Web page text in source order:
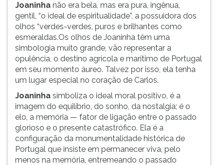
Joaninha não era bela, mas era pura, ingênua,
gentil, “o ideal de espiritualidade”, a possuidora dos
olhos “verdes-verdes, puros e brilhantes como
esmeraldas.Os olhos de Joaninha têm uma
simbologia muito grande, vão representar a
opulência, o destino agrícola e marítimo de Portugal
em seu momento áureo. Talvez por isso, ela tenha
um lugar especial no coração de Carlos.
Joaninha simboliza o ideal moral positivo, é a
imagem do equilíbrio, do sonho, da nostalgia; é o
elo, a memória — fator de ligação entre o passado
glorioso e o presente catastrófico. Ela é a
configuração da monumentalidade histórica de
Portugal que insiste em permanecer viva, pelo
menos na memória, entremeando o passado